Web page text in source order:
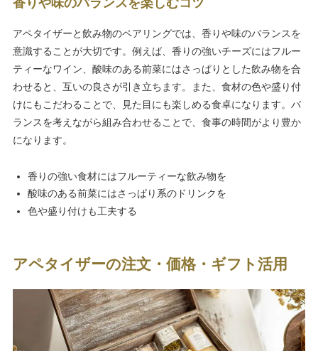
アペタイザーと飲み物のペアリングでは、香りや味のバランスを
意識することが大切です。例えば、香りの強いチーズにはフルー
ティーなワイン、酸味のある前菜にはさっぱりとした飲み物を合
わせると、互いの良さが引き立ちます。また、食材の色や盛り付
けにもこだわることで、見た目にも楽しめる食卓になります。バ
ランスを考えながら組み合わせることで、食事の時間がより豊か
になります。
香りの強い食材にはフルーティーな飲み物を
酸味のある前菜にはさっぱり系のドリンクを
色や盛り付けも工夫する
アペタイザーの注文・価格・ギフト活用